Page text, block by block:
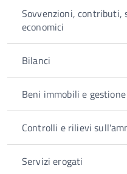
Sovvenzioni, contributi,
economici
Bilanci
Beni immobili e
Controlli e rilievi
Servizi erogati